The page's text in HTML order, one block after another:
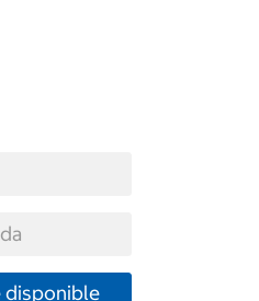
disponible